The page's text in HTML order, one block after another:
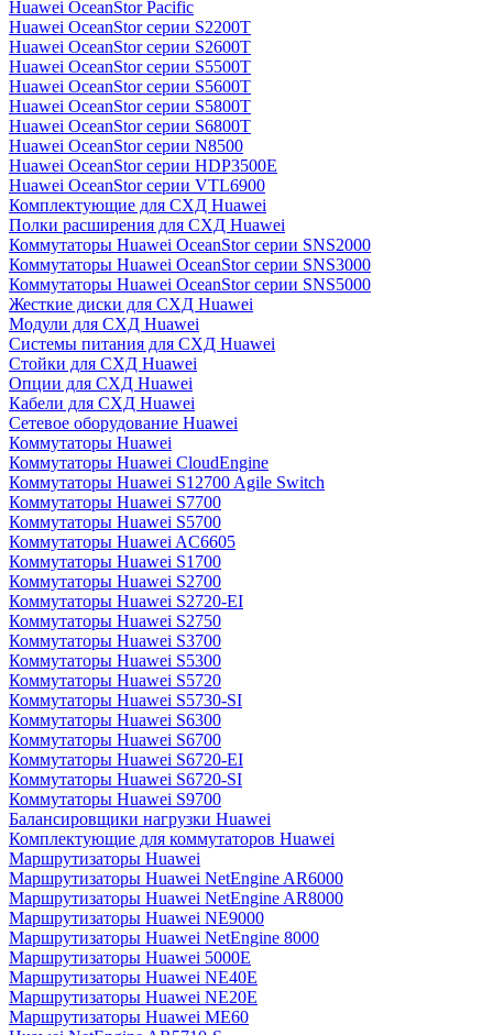
Huawei OceanStor Pacific
Huawei OceanStor серии S2200T
Huawei OceanStor серии S2600T
Huawei OceanStor серии S5500T
Huawei OceanStor серии S5600T
Huawei OceanStor серии S5800T
Huawei OceanStor серии S6800T
Huawei OceanStor серии N8500
Huawei OceanStor серии HDP3500E
Huawei OceanStor серии VTL6900
Комплектующие для СХД Huawei
Полки расширения для СХД Huawei
Коммутаторы Huawei OceanStor серии SNS2000
Коммутаторы Huawei OceanStor серии SNS3000
Коммутаторы Huawei OceanStor серии SNS5000
Жесткие диски для СХД Huawei
Модули для СХД Huawei
Системы питания для СХД Huawei
Стойки для СХД Huawei
Опции для СХД Huawei
Кабели для СХД Huawei
Сетевое оборудование Huawei
Коммутаторы Huawei
Коммутаторы Huawei CloudEngine
Коммутаторы Huawei S12700 Agile Switch
Коммутаторы Huawei S7700
Коммутаторы Huawei S5700
Коммутаторы Huawei AC6605
Коммутаторы Huawei S1700
Коммутаторы Huawei S2700
Коммутаторы Huawei S2720-EI
Коммутаторы Huawei S2750
Коммутаторы Huawei S3700
Коммутаторы Huawei S5300
Коммутаторы Huawei S5720
Коммутаторы Huawei S5730-SI
Коммутаторы Huawei S6300
Коммутаторы Huawei S6700
Коммутаторы Huawei S6720-EI
Коммутаторы Huawei S6720-SI
Коммутаторы Huawei S9700
Балансировщики нагрузки Huawei
Комплектующие для коммутаторов Huawei
Маршрутизаторы Huawei
Маршрутизаторы Huawei NetEngine AR6000
Маршрутизаторы Huawei NetEngine AR8000
Маршрутизаторы Huawei NE9000
Маршрутизаторы Huawei NetEngine 8000
Маршрутизаторы Huawei 5000E
Маршрутизаторы Huawei NE40E
Маршрутизаторы Huawei NE20E
Маршрутизаторы Huawei ME60